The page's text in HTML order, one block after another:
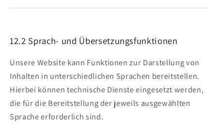
12.2 Sprach- und Übersetzungsfunktionen
Unsere Website kann Funktionen zur Darstellung von
Inhalten in unterschiedlichen Sprachen bereitstellen.
Hierbei können technische Dienste eingesetzt werden,
die für die Bereitstellung der jeweils ausgewählten
Sprache erforderlich sind.